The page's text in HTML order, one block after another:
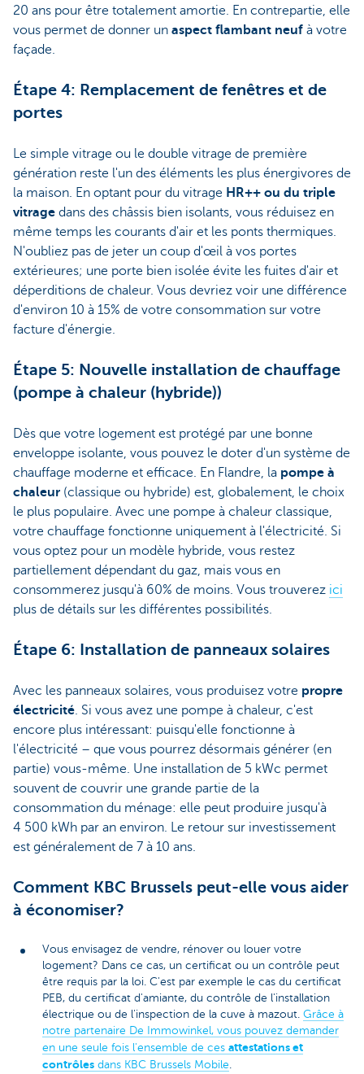
20 ans pour être totalement amortie. En contrepartie, elle
vous permet de donner un aspect flambant neuf à votre
façade.
Étape 4: Remplacement de fenêtres et de
portes
Le simple vitrage ou le double vitrage de première
génération reste l'un des éléments les plus énergivores de
la maison. En optant pour du vitrage HR++ ou du triple
vitrage dans des châssis bien isolants, vous réduisez en
même temps les courants d'air et les ponts thermiques.
N'oubliez pas de jeter un coup d'œil à vos portes
extérieures; une porte bien isolée évite les fuites d'air et
déperditions de chaleur. Vous devriez voir une différence
d'environ 10 à 15% de votre consommation sur votre
facture d'énergie.
Étape 5: Nouvelle installation de chauffage
(pompe à chaleur (hybride))
Dès que votre logement est protégé par une bonne
enveloppe isolante, vous pouvez le doter d'un système de
chauffage moderne et efficace. En Flandre, la pompe à
chaleur (classique ou hybride) est, globalement, le choix
le plus populaire. Avec une pompe à chaleur classique,
votre chauffage fonctionne uniquement à l'électricité. Si
vous optez pour un modèle hybride, vous restez
partiellement dépendant du gaz, mais vous en
consommerez jusqu'à 60% de moins. Vous trouverez ici
plus de détails sur les différentes possibilités.
Étape 6: Installation de panneaux solaires
Avec les panneaux solaires, vous produisez votre propre
électricité. Si vous avez une pompe à chaleur, c'est
encore plus intéressant: puisqu'elle fonctionne à
l'électricité – que vous pourrez désormais générer (en
partie) vous-même. Une installation de 5 kWc permet
souvent de couvrir une grande partie de la
consommation du ménage: elle peut produire jusqu'à
4 500 kWh par an environ. Le retour sur investissement
est généralement de 7 à 10 ans.
Comment KBC Brussels peut-elle vous aider
à économiser?
Vous envisagez de vendre, rénover ou louer votre
logement? Dans ce cas, un certificat ou un contrôle peut
être requis par la loi. C'est par exemple le cas du certificat
PEB, du certificat d'amiante, du contrôle de l'installation
électrique ou de l'inspection de la cuve à mazout. Grâce à
notre partenaire De Immowinkel, vous pouvez demander
en une seule fois l'ensemble de ces attestations et
contrôles dans KBC Brussels Mobile